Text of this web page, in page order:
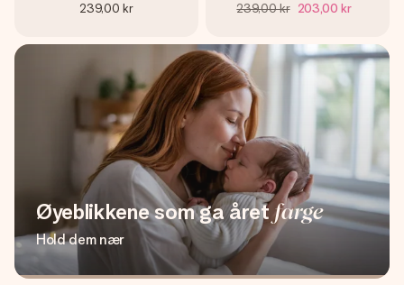
239,00 kr 239,00 kr 203,00 kr
Øyeblikkene som ga åretfarge
Hold dem nær